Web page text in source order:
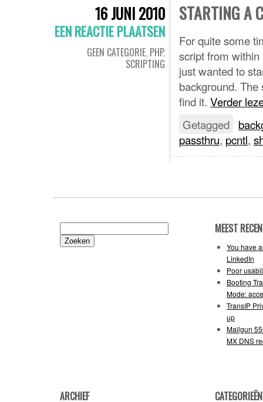
16 JUNI 2010
EEN REACTIE PLAATSEN
GEEN CATEGORIE, PHP,
SCRIPTING
STARTING A
For quite some
script from
just wanted to
background.
find it. Verder
Getagged
passthru, pcntl,
naar:
MEEST
You have
LinkedIn
Poor
Booting
Mode:
TransIP
up
Mailgun
MX DNS
ARCHIEF CATEGORIEËN